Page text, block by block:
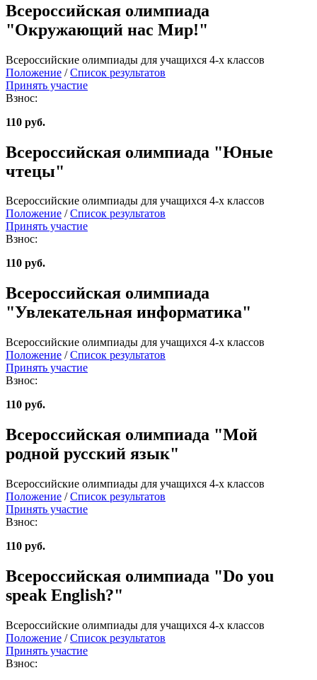
Всероссийская олимпиада
"Окружающий нас Мир!"
Всероссийские олимпиады для учащихся 4-х классов
Положение / Список результатов
Принять участие
Взнос:
110 руб.
Всероссийская олимпиада "Юные
чтецы"
Всероссийские олимпиады для учащихся 4-х классов
Положение / Список результатов
Принять участие
Взнос:
110 руб.
Всероссийская олимпиада
"Увлекательная информатика"
Всероссийские олимпиады для учащихся 4-х классов
Положение / Список результатов
Принять участие
Взнос:
110 руб.
Всероссийская олимпиада "Мой
родной русский язык"
Всероссийские олимпиады для учащихся 4-х классов
Положение / Список результатов
Принять участие
Взнос:
110 руб.
Всероссийская олимпиада "Do you
speak English?"
Всероссийские олимпиады для учащихся 4-х классов
Положение / Список результатов
Принять участие
Взнос: